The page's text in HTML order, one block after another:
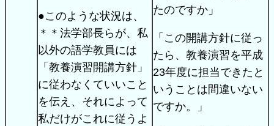
●このような状況は、
＊＊法学部長らが、私
以外の語学教員には
「教養演習開講方針」
に従わなくていいこと
を伝え、それによって
私だけがこれに従うよ
たのですか」
「この開講方針に従っ
たら、教養演習を平成
23年度に担当できたと
いうことは間違いない
ですか。」